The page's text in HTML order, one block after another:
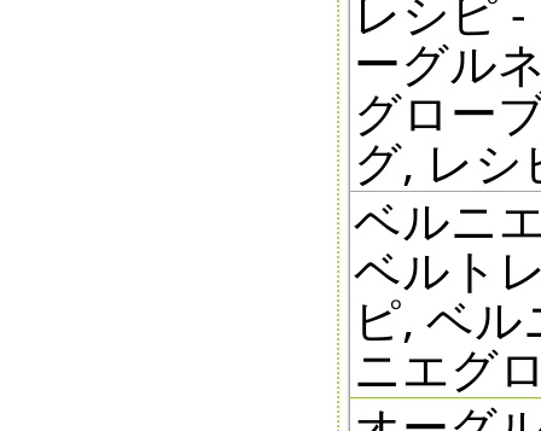
レシピ
ーグル
グロー
グ, レ
ベルニ
ベルト
ピ, ベ
ニエグ